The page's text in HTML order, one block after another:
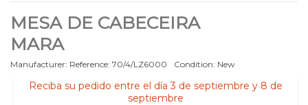
MESA DE CABECEIRA
MARA
Manufacturer: Reference: 70/4/LZ6000 Condition: New
Reciba su pedido entre el día 3 de septiembre y 8 de
septiembre